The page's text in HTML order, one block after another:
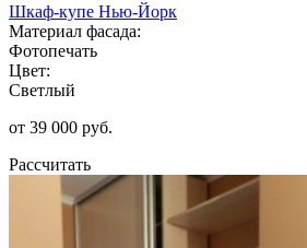
Шкаф-купе Нью-Йорк
Материал фасада:
Фотопечать
Цвет:
Светлый
от 39 000 руб.
Рассчитать